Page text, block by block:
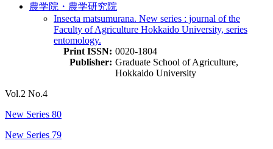
農学院・農学研究院
Insecta matsumurana. New series : journal of the
Faculty of Agriculture Hokkaido University, series
entomology.
Print ISSN: 0020-1804
Publisher: Graduate School of Agriculture,
Hokkaido University
Vol.2 No.4
New Series 80
New Series 79